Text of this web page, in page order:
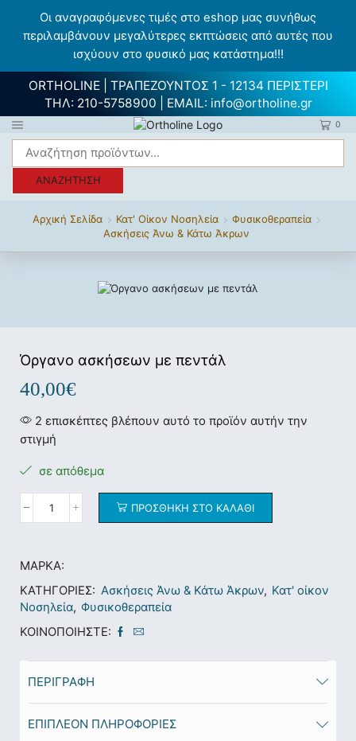
Οι αναγραφόμενες τιμές στο eshop μας συνήθως
περιλαμβάνουν μεγαλύτερες εκπτώσεις από αυτές που
ισχύουν στο φυσικό μας κατάστημα!!!
ORTHOLINE | ΤΡΑΠΕΖΟΥΝΤΟΣ 1 - 12134 ΠΕΡΙΣΤΕΡΙ
ΤΗΛ: 210-5758900 | EMAIL: info@ortholine.gr
0
ΑΝΑΖΉΤΗΣΗ
Αρχική Σελίδα Κατ' Οίκον Νοσηλεία
Φυσικοθεραπεία
Ασκήσεις Άνω & Κάτω Άκρων
Όργανο ασκήσεων με πεντάλ
40,00€
2 επισκέπτες βλέπουν αυτό το προϊόν αυτήν την
στιγμή
σε απόθεμα
ΠΡΟΣΘΉΚΗ ΣΤΟ ΚΑΛΆΘΙ
ΜΆΡΚΑ:
ΚΑΤΗΓΟΡΊΕΣ: Ασκήσεις Άνω & Κάτω Άκρων, Κατ' οίκον
Νοσηλεία, Φυσικοθεραπεία
ΚΟΙΝΟΠΟΙΉΣΤΕ:
ΠΕΡΙΓΡΑΦΉ
ΕΠΙΠΛΈΟΝ ΠΛΗΡΟΦΟΡΊΕΣ